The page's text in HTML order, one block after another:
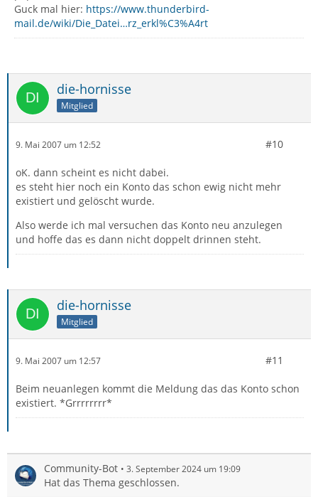
Guck mal hier: https://www.thunderbird-
mail.de/wiki/Die_Datei…rz_erkl%C3%A4rt
die-hornisse
Mitglied
9. Mai 2007 um 12:52 #10
oK. dann scheint es nicht dabei.
es steht hier noch ein Konto das schon ewig nicht mehr
existiert und gelöscht wurde.
Also werde ich mal versuchen das Konto neu anzulegen
und hoffe das es dann nicht doppelt drinnen steht.
die-hornisse
Mitglied
9. Mai 2007 um 12:57 #11
Beim neuanlegen kommt die Meldung das das Konto schon
existiert. *Grrrrrrrr*
Community-Bot 3. September 2024 um 19:09
Hat das Thema geschlossen.